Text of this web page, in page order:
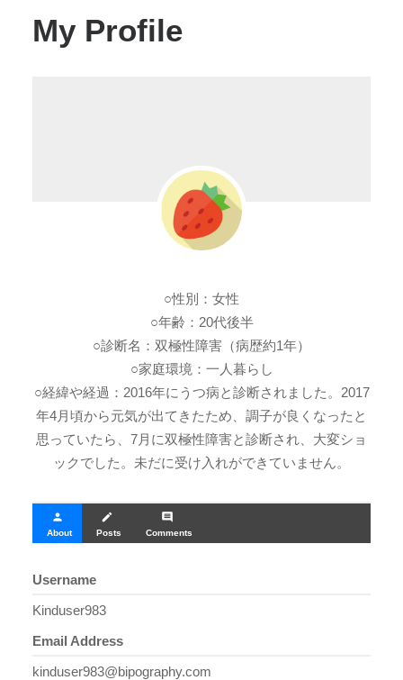
My Profile
○性別：女性
○年齢：20代後半
○診断名：双極性障害（病歴約1年）
○家庭環境：一人暮らし
○経緯や経過：2016年にうつ病と診断されました。2017
年4月頃から元気が出てきたため、調子が良くなったと
思っていたら、7月に双極性障害と診断され、大変ショ
ックでした。未だに受け入れができていません。
person
About
create
Posts
comment
Comments
Username
Kinduser983
Email Address
kinduser983@bipography.com